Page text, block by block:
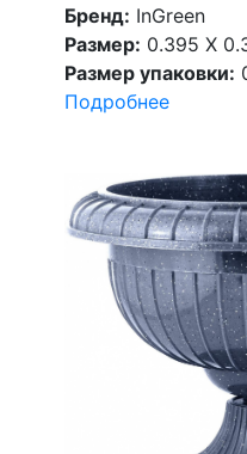
Бренд: InGreen
Размер: 0.395 X
Размер упаковки:
Подробнее